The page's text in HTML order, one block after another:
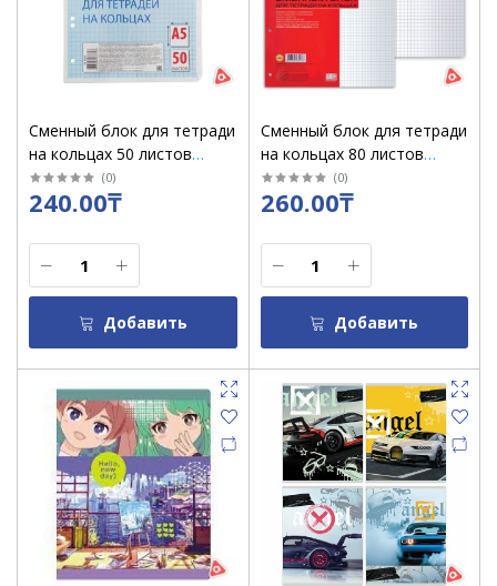
Сменный блок для тетради
на кольцах 50 листов
голубой 8051
(0)
240.00₸
Добавить
Сменный блок для тетради
на кольцах 80 листов
клетка 4847 / 10305
(0)
260.00₸
Добавить